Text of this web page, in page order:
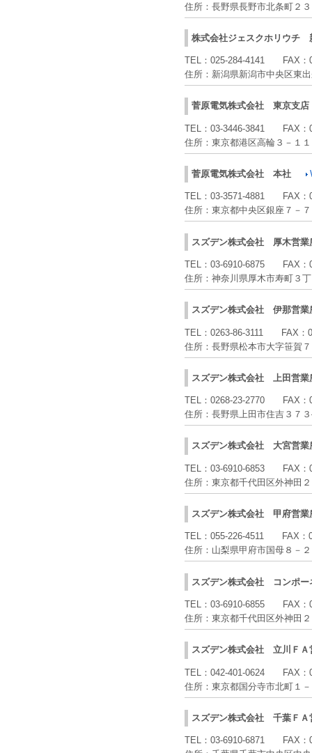
住所： 長野県長野市北条町２
株式会社ジェスクホリウチ
TEL： 025-284-4141 FAX：
住所： 新潟県新潟市中央区東
菅原電気株式会社 東京支店
TEL： 03-3446-3841 FAX：
住所： 東京都港区高輪３－１
菅原電気株式会社 本社
TEL： 03-3571-4881 FAX：
住所： 東京都中央区銀座７－
スズデン株式会社 厚木営業
TEL： 03-6910-6875 FAX：
住所： 神奈川県厚木市寿町３
スズデン株式会社 伊那営業
TEL： 0263-86-3111 FAX：
住所： 長野県松本市大字笹賀
スズデン株式会社 上田営業
TEL： 0268-23-2770 FAX：
住所： 長野県上田市住吉３７
スズデン株式会社 大宮営業
TEL： 03-6910-6853 FAX：
住所： 東京都千代田区外神田
スズデン株式会社 甲府営業
TEL： 055-226-4511 FAX：
住所： 山梨県甲府市国母８－
スズデン株式会社 コンポ
TEL： 03-6910-6855 FAX：
住所： 東京都千代田区外神田
スズデン株式会社 立川ＦＡ
TEL： 042-401-0624 FAX：
住所： 東京都国分寺市北町１
スズデン株式会社 千葉ＦＡ
TEL： 03-6910-6871 FAX：